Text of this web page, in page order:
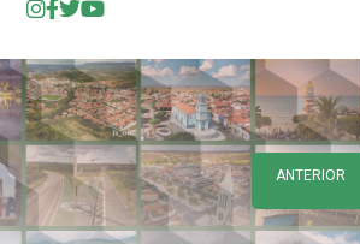
ANTERIOR